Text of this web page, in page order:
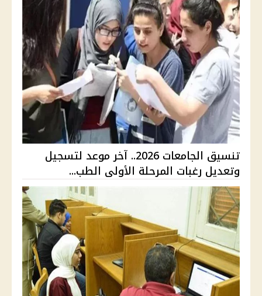
تنسيق الجامعات 2026.. آخر موعد لتسجيل
وتعديل رغبات المرحلة الأولى الطب...